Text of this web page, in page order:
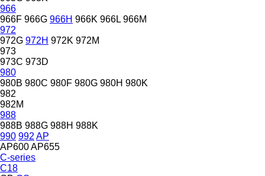
966
966F 966G 966H 966K 966L 966M
972
972G 972H 972K 972M
973
973C 973D
980
980B 980C 980F 980G 980H 980K
982
982M
988
988B 988G 988H 988K
990 992 AP
AP600AP655
C-series
C18